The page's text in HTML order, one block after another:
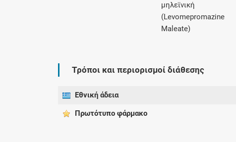
μηλεϊνική
(Levomepromazine
Maleate)
Τρόποι και περιορισμοί διάθεσης
Εθνική άδεια
Πρωτότυπο φάρμακo